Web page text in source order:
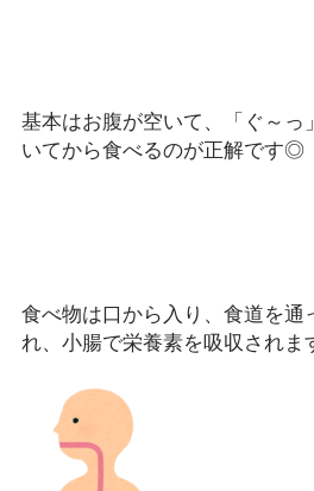
基本はお腹が空いて、「ぐ～っ
いてから食べるのが正解です◎
食べ物は口から入り、食道を通
れ、小腸で栄養素を吸収されま